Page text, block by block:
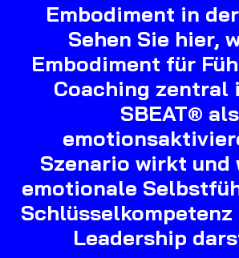
Embodiment in
Sehen Sie hier,
Embodiment für
Coaching zentral
SBEAT® als
Szenario wirkt und
emotionale
Leadership